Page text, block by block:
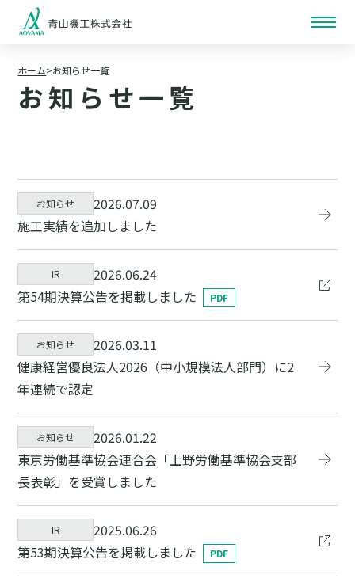
ホーム お知らせ一覧
お知らせ一覧
お知らせ
2026.07.09
施工実績を追加しました
IR
2026.06.24
第54期決算公告を掲載しました
お知らせ
2026.03.11
健康経営優良法人2026（中小規模法人部門）に2
年連続で認定
お知らせ
2026.01.22
東京労働基準協会連合会「上野労働基準協会支部
長表彰」を受賞しました
IR
2025.06.26
第53期決算公告を掲載しました